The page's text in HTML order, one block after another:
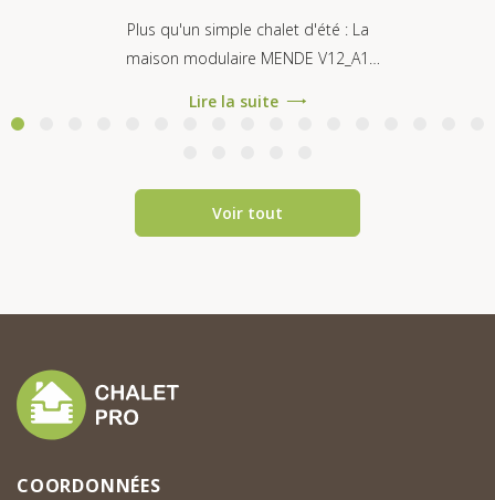
Plus qu'un simple chalet d'été : La
maison modulaire MENDE V12_A1
Lire la suite
Voir tout
COORDONNÉES